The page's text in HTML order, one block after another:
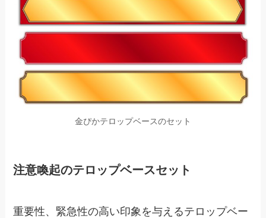
金ぴかテロップベースのセット
注意喚起のテロップベースセット
重要性、緊急性の高い印象を与えるテロップベー